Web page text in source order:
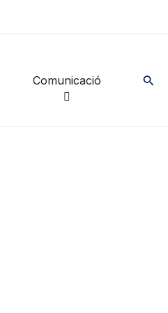
Comunicació Cerca